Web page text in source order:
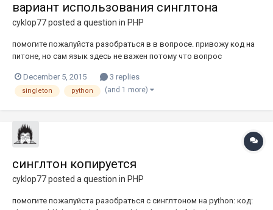
вариант использования синглтона
cyklop77posted a question in PHP
помогите пожалуйста разобраться в в вопросе. привожу код на
питоне, но сам язык здесь не важен потому что вопрос
вопрос смотреть его не обязательно: здесь происходит
приблизительно следующее. я создаю класс с общим для всех
December 5, 2015 3 replies
singleton python (and 1 more)
синглтон копируется
cyklop77posted a question in PHP
помогите пожалуйста разобраться с синглтоном на python: код: